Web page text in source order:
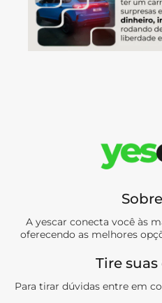
A yescar conecta você às
oferecendo as melhores
Tire
Para tirar dúvidas entre em